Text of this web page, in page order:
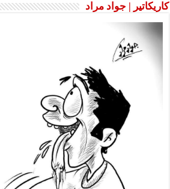
كاريكاتير | جواد مراد